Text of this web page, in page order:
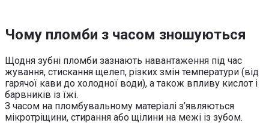
Чому пломби з часом зношуються
Щодня зубні пломби зазнають навантаження під час
жування, стискання щелеп, різких змін температури (від
гарячої кави до холодної води), а також впливу кислот і
барвників із їжі.
З часом на пломбувальному матеріалі з’являються
мікротріщини, стирання або щілини на межі із зубом.